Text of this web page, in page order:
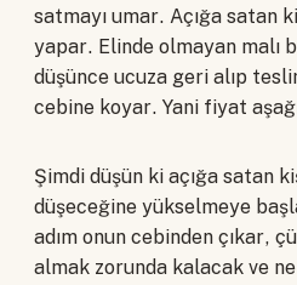
satmayı umar. Açığa satan
yapar. Elinde olmayan malı
düşünce ucuza geri alıp
cebine koyar. Yani fiyat
Şimdi düşün ki açığa satan
düşeceğine yükselmeye
adım onun cebinden çıkar,
almak zorunda kalacak ve